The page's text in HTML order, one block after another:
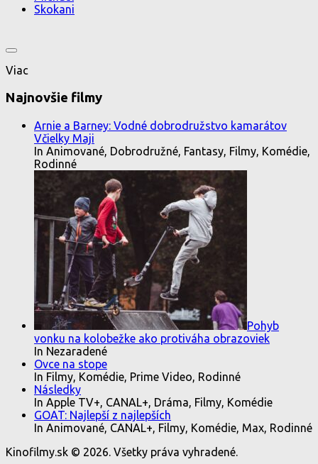
Skokani
Viac
Najnovšie filmy
Arnie a Barney: Vodné dobrodružstvo kamarátov
Včielky Maji
In Animované, Dobrodružné, Fantasy, Filmy, Komédie,
Rodinné
Pohyb
vonku na kolobežke ako protiváha obrazoviek
In Nezaradené
Ovce na stope
In Filmy, Komédie, Prime Video, Rodinné
Následky
In Apple TV+, CANAL+, Dráma, Filmy, Komédie
GOAT: Najlepší z najlepších
In Animované, CANAL+, Filmy, Komédie, Max, Rodinné
Kinofilmy.sk © 2026. Všetky práva vyhradené.